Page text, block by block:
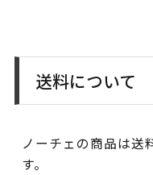
送料について
ノーチェの商品は送
す。